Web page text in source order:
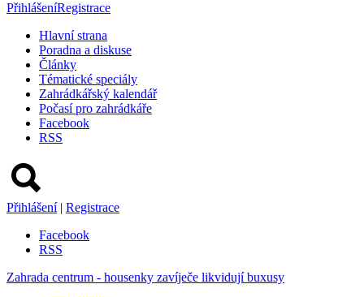
PřihlášeníRegistrace
Hlavní strana
Poradna a diskuse
Články
Tématické speciály
Zahrádkářský kalendář
Počasí pro zahrádkáře
Facebook
RSS
Přihlášení | Registrace
Facebook
RSS
Zahrada centrum - housenky zavíječe likvidují buxusy